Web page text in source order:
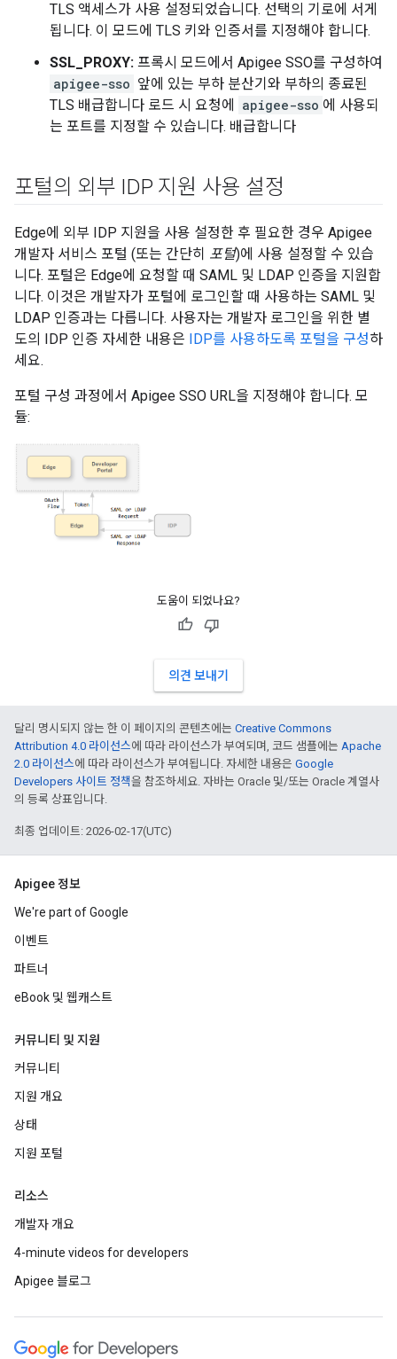
TLS 액세스가 사용 설정되었습니다. 선택의 기로에 서게
됩니다. 이 모드에 TLS 키와 인증서를 지정해야 합니다.
SSL_PROXY: 프록시 모드에서 Apigee SSO를 구성하여
apigee-sso 앞에 있는 부하 분산기와 부하의 종료된
TLS 배급합니다 로드 시 요청에
apigee-sso 에 사용되
는 포트를 지정할 수 있습니다. 배급합니다
포털의 외부 IDP 지원 사용 설정
Edge에 외부 IDP 지원을 사용 설정한 후 필요한 경우 Apigee
개발자 서비스 포털 (또는 간단히 포털)에 사용 설정할 수 있습
니다. 포털은 Edge에 요청할 때 SAML 및 LDAP 인증을 지원합
니다. 이것은 개발자가 포털에 로그인할 때 사용하는 SAML 및
LDAP 인증과는 다릅니다. 사용자는 개발자 로그인을 위한 별
도의 IDP 인증 자세한 내용은
IDP를 사용하도록 포털을 구성하
세요.
포털 구성 과정에서 Apigee SSO URL을 지정해야 합니다. 모
듈:
도움이 되었나요?
의견 보내기
달리 명시되지 않는 한 이 페이지의 콘텐츠에는 Creative Commons
Attribution 4.0 라이선스에 따라 라이선스가 부여되며, 코드 샘플에는 Apache
2.0 라이선스에 따라 라이선스가 부여됩니다. 자세한 내용은 Google
Developers 사이트 정책을 참조하세요. 자바는 Oracle 및/또는 Oracle 계열사
의 등록 상표입니다.
최종 업데이트: 2026-02-17(UTC)
Apigee 정보
We're part of Google
이벤트
파트너
eBook 및 웹캐스트
커뮤니티 및 지원
커뮤니티
지원 개요
상태
지원 포털
리소스
개발자 개요
4-minute videos for developers
Apigee 블로그